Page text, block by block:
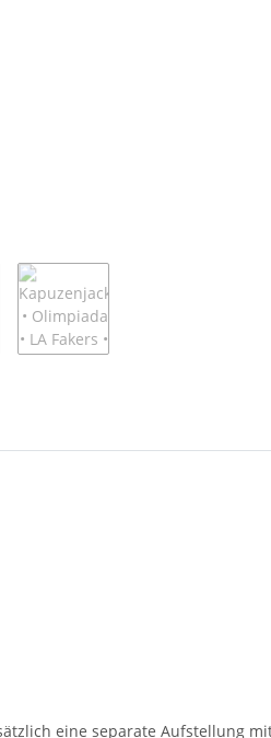
eine separate Aufstellung